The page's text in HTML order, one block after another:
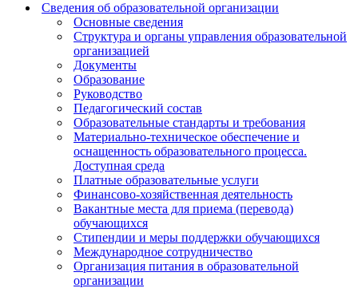
Сведения об образовательной организации
Основные сведения
Структура и органы управления образовательной
организацией
Документы
Образование
Руководство
Педагогический состав
Образовательные стандарты и требования
Материально-техническое обеспечение и
оснащенность образовательного процесса.
Доступная среда
Платные образовательные услуги
Финансово-хозяйственная деятельность
Вакантные места для приема (перевода)
обучающихся
Стипендии и меры поддержки обучающихся
Международное сотрудничество
Организация питания в образовательной
организации